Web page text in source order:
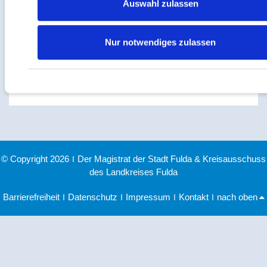
Auswahl zulassen
Nur notwendiges zulassen
Behördenhaus am Schlossgarten Heinrich-von-Bibra-
© Copyright 2026 | Der Magistrat der Stadt Fulda & Kreisausschuss
des Landkreises Fulda
Barrierefreiheit | Datenschutz | Impressum | Kontakt | nach oben